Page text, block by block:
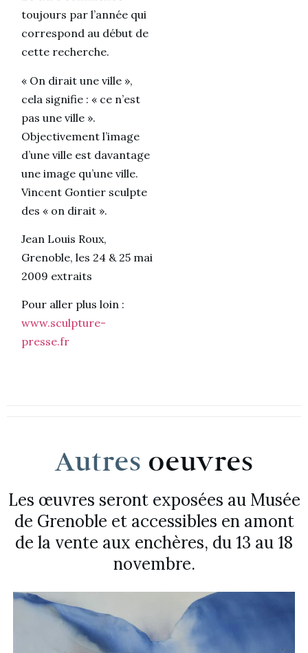
toujours par l’année qui
correspond au début de
cette recherche.
« On dirait une ville »,
cela signifie : « ce n’est
pas une ville ».
Objectivement l’image
d’une ville est davantage
une image qu’une ville.
Vincent Gontier sculpte
des « on dirait ».
Jean Louis Roux,
Grenoble, les 24 & 25 mai
2009 extraits
Pour aller plus loin :
www.sculpture-
presse.fr
Autres oeuvres
Les œuvres seront exposées au Musée
de Grenoble et accessibles en amont
de la vente aux enchères, du 13 au 18
novembre.